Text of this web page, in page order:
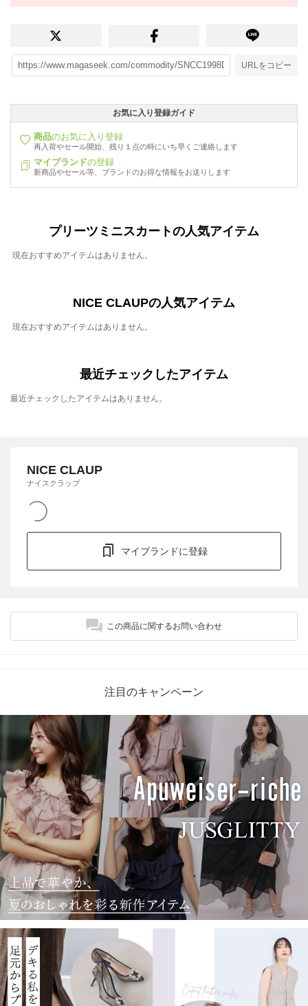
URLをコピー
お気に入り登録ガイド
商品のお気に入り登録
再入荷やセール開始、残り１点の時にいち早くご連絡します
マイブランドの登録
新商品やセール等、ブランドのお得な情報をお送りします
プリーツミニスカートの人気アイテム
現在おすすめアイテムはありません。
NICE CLAUPの人気アイテム
現在おすすめアイテムはありません。
最近チェックしたアイテム
最近チェックしたアイテムはありません。
NICE CLAUP
ナイスクラップ
マイブランドに登録
この商品に関するお問い合わせ
注目のキャンペーン